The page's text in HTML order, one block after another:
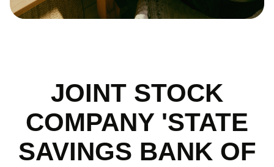
JOINT STOCK
COMPANY 'STATE
SAVINGS BANK OF